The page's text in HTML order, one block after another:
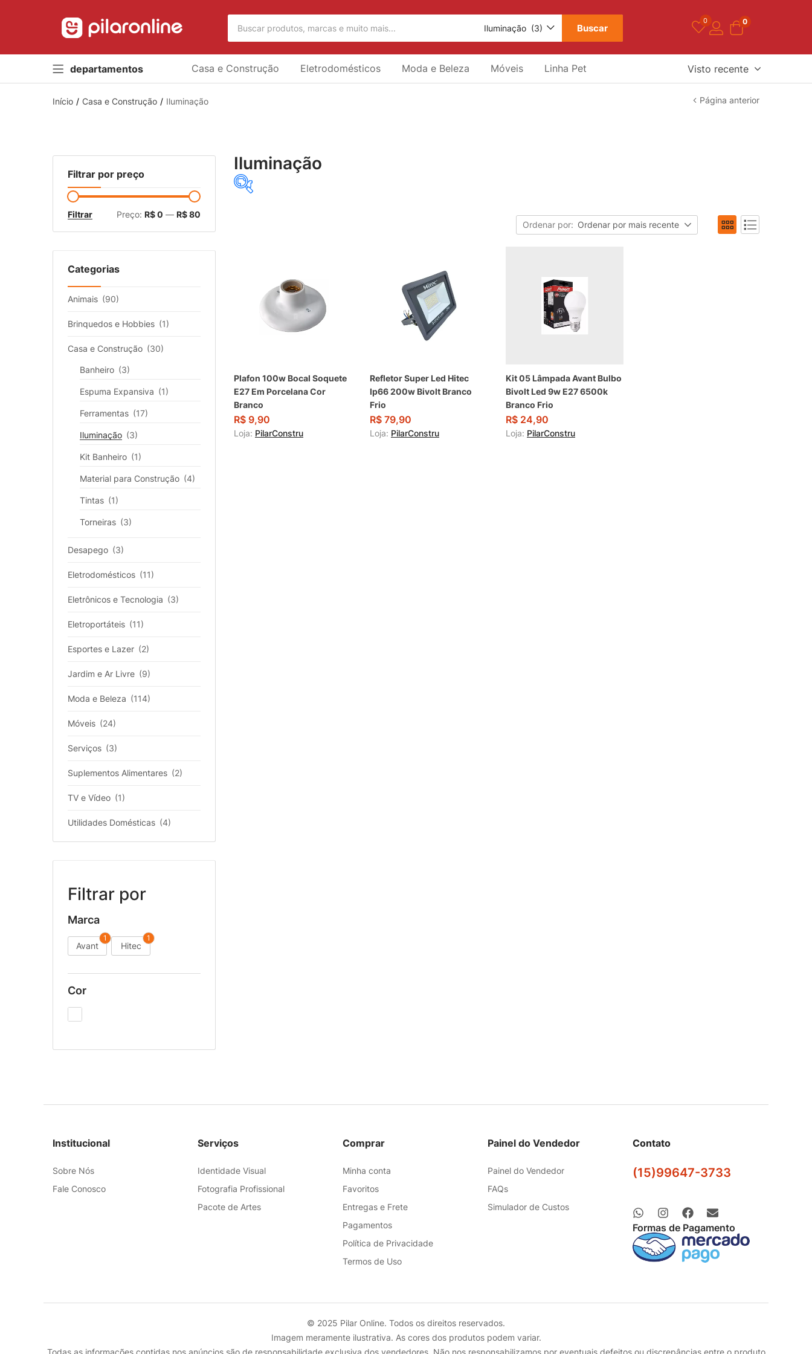
Iluminação (3) Buscar
0 0
departamentos Casa e Construção Eletrodomésticos Moda e Beleza Móveis Linha Pet Visto recente
Início Casa e Construção Iluminação Página anterior
Filtrar por preço
Filtrar Preço: R$ 0 — R$ 80
Categorias
Animais (90)
Brinquedos e Hobbies (1)
Casa e Construção (30)
Banheiro (3)
Espuma Expansiva (1)
Ferramentas (17)
Iluminação (3)
Kit Banheiro (1)
Material para Construção (4)
Tintas (1)
Torneiras (3)
Desapego (3)
Eletrodomésticos (11)
Eletrônicos e Tecnologia (3)
Eletroportáteis (11)
Esportes e Lazer (2)
Jardim e Ar Livre (9)
Moda e Beleza (114)
Móveis (24)
Serviços (3)
Suplementos Alimentares (2)
TV e Vídeo (1)
Utilidades Domésticas (4)
Filtrar por
Marca
1
Avant
1
Hitec
Cor
Iluminação
Ordenar por: Ordenar por mais recente
Plafon 100w Bocal Soquete
E27 Em Porcelana Cor
Branco
R$ 9,90
Loja: PilarConstru
Refletor Super Led Hitec
Ip66 200w Bivolt Branco
Frio
R$ 79,90
Loja: PilarConstru
Kit 05 Lâmpada Avant Bulbo
Bivolt Led 9w E27 6500k
Branco Frio
R$ 24,90
Loja: PilarConstru
Institucional
Sobre Nós
Fale Conosco
Serviços
Identidade Visual
Fotografia Profissional
Pacote de Artes
Comprar
Minha conta
Favoritos
Entregas e Frete
Pagamentos
Política de Privacidade
Termos de Uso
Painel do Vendedor
Painel do Vendedor
FAQs
Simulador de Custos
Contato
(15)99647-3733
Formas de Pagamento
© 2025 Pilar Online. Todos os direitos reservados.
Imagem meramente ilustrativa. As cores dos produtos podem variar.
Todas as informações contidas nos anúncios são de responsabilidade exclusiva dos vendedores. Não nos responsabilizamos por eventuais defeitos ou discrepâncias entre o produto